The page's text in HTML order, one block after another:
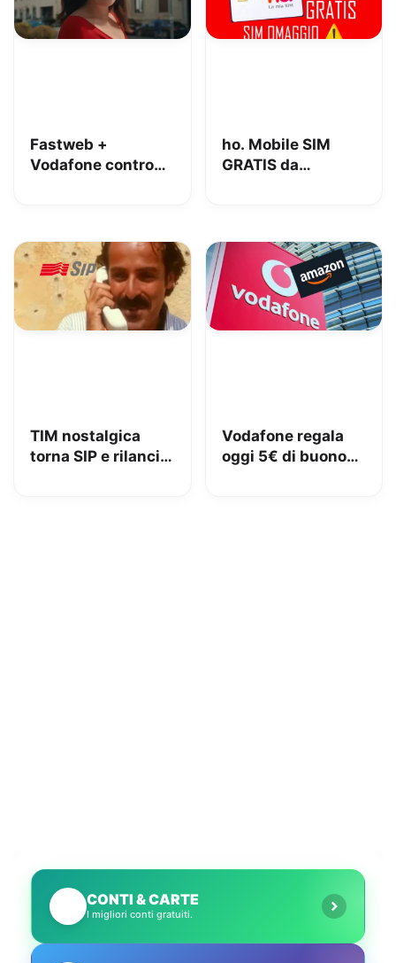
Fastweb +
Vodafone contro
ho. Mobile SIM
GRATIS da
TIM nostalgica
torna SIP e rilancia
Vodafone regala
oggi 5€ di buono
CONTI & CARTE
I migliori conti gratuiti.